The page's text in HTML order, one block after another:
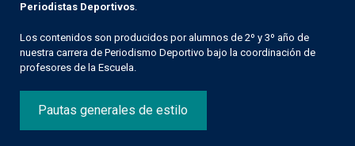
Periodistas Deportivos.
Los contenidos son producidos por alumnos de 2º y 3º año de
nuestra carrera de Periodismo Deportivo bajo la coordinación de
profesores de la Escuela.
Pautas generales de estilo